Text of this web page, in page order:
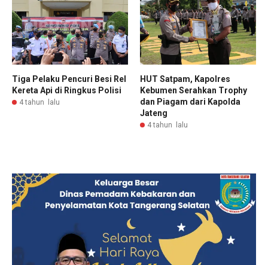
Tiga Pelaku Pencuri Besi Rel
Kereta Api di Ringkus Polisi
4 tahun lalu
HUT Satpam, Kapolres
Kebumen Serahkan Trophy
dan Piagam dari Kapolda
Jateng
4 tahun lalu